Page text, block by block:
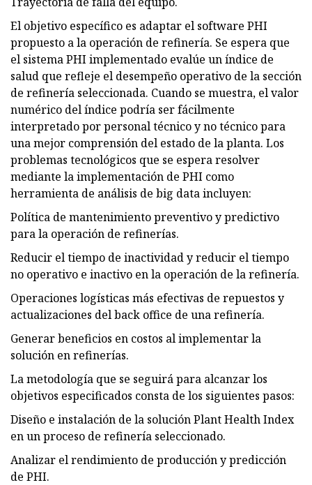
El objetivo específico es adaptar el software PHI
propuesto a la operación de refinería. Se espera que
el sistema PHI implementado evalúe un índice de
salud que refleje el desempeño operativo de la sección
de refinería seleccionada. Cuando se muestra, el valor
numérico del índice podría ser fácilmente
interpretado por personal técnico y no técnico para
una mejor comprensión del estado de la planta. Los
problemas tecnológicos que se espera resolver
mediante la implementación de PHI como
herramienta de análisis de big data incluyen:
Política de mantenimiento preventivo y predictivo
para la operación de refinerías.
Reducir el tiempo de inactividad y reducir el tiempo
no operativo e inactivo en la operación de la refinería.
Operaciones logísticas más efectivas de repuestos y
actualizaciones del back office de una refinería.
Generar beneficios en costos al implementar la
solución en refinerías.
La metodología que se seguirá para alcanzar los
objetivos especificados consta de los siguientes pasos:
Diseño e instalación de la solución Plant Health Index
en un proceso de refinería seleccionado.
Analizar el rendimiento de producción y predicción
de PHI.